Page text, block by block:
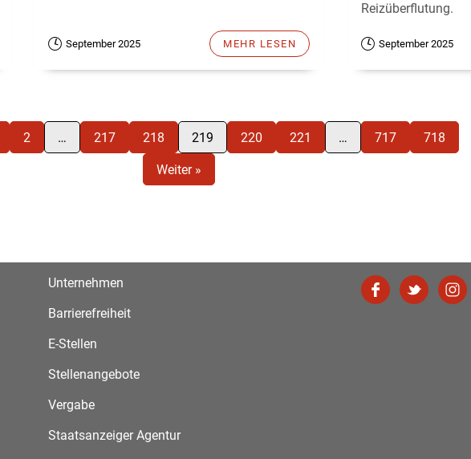
September 2025 MEHR LESEN
Reizüberflutung.
September 2025
2 … 217 218 219 220 221 … 717 718
Weiter »
Unternehmen
Barrierefreiheit
E-Stellen
Stellenangebote
Vergabe
Staatsanzeiger Agentur